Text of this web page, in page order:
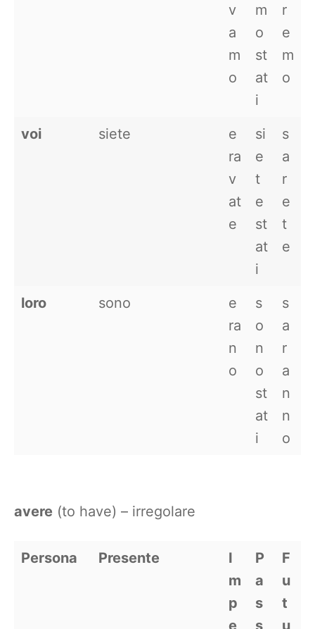
v
a
m
o
m
o
st
at
i
r
e
m
o
voi siete
e
ra
v
at
e
si
e
t
e
st
at
i
s
a
r
e
t
e
loro sono
e
ra
n
o
s
o
n
o
st
at
i
s
a
r
a
n
n
o
avere (to have) – irregolare
Persona Presente
I
m
p
e
P
a
s
s
F
u
t
u